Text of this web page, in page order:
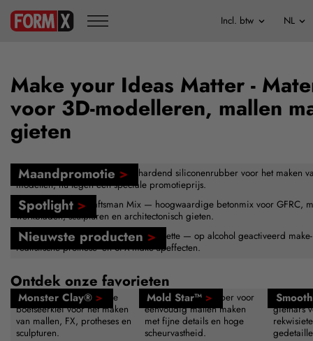
Make your Ideas Matter -
voor 3D-modelleren, mallen
gieten
Maandpromotie >
FormSil 25 — veelzijdig tin-uithardend siliconenrubber voor het maken
modellen, nu tegen een speciale promotieprijs.
Spotlight >
Buddy Rhodes™ Craftsman Mix — hoogwaardige betonmix voor GFRC,
werkbladen, sculpturen en architectonisch gieten.
Nieuwste producten >
Nieuw — Skin Illustrator Creations Palette — op alcohol geactiveerd
realistische prothese- en SFX-make-upeffecten.
Ontdek onze favorieten
Monster Clay® >
Herbruikbare zwavelvrije
boetseerklei voor het maken
van mallen, FX, protheses en
sculpturen.
Mold Star™ >
Platinasiliconenrubber voor
eenvoudig mallen maken
met fijne details en hoge
scheurvastheid.
giethars